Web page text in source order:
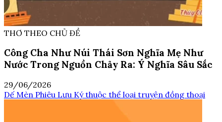
THƠ THEO CHỦ ĐỀ
Công Cha Như Núi Thái Sơn Nghĩa Mẹ Như
Nước Trong Nguồn Chảy Ra: Ý Nghĩa Sâu Sắc
29/06/2026
Dế Mèn Phiêu Lưu Ký thuộc thể loại truyện đồng thoại